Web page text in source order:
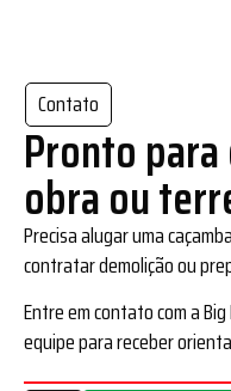
Contato
Pronto
obra ou
Precisa alugar uma
contratar demolição ou
Entre em contato com a
equipe para receber